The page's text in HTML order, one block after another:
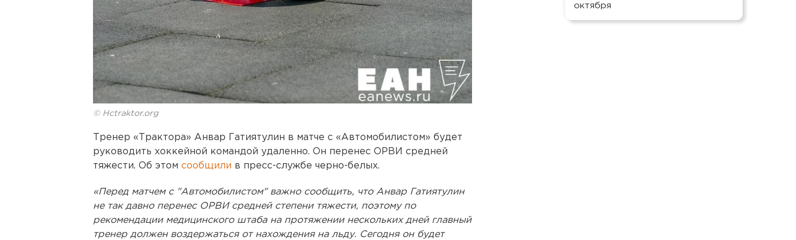
© Hctraktor.org
Тренер «Трактора» Анвар Гатиятулин в матче с «Автомобилистом» будет
руководить хоккейной командой удаленно. Он перенес ОРВИ средней
тяжести. Об этом сообщили в пресс-службе черно-белых.
«Перед матчем с "Автомобилистом" важно сообщить, что Анвар Гатиятулин
не так давно перенес ОРВИ средней степени тяжести, поэтому по
рекомендации медицинского штаба на протяжении нескольких дней главный
тренер должен воздержаться от нахождения на льду. Сегодня он будет
октября